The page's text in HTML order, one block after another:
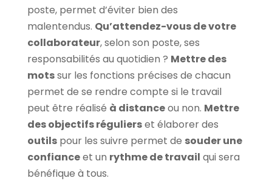
poste, permet d’éviter bien des
malentendus. Qu’attendez-vous de votre
collaborateur, selon son poste, ses
responsabilités au quotidien ? Mettre des
motssur les fonctions précises de chacun
permet de se rendre compte si le travail
peut être réalisé à distanceou non. Mettre
des objectifs régulierset élaborer des
outilspour les suivre permet de souder une
confianceet un rythme de travail qui sera
bénéfique à tous.